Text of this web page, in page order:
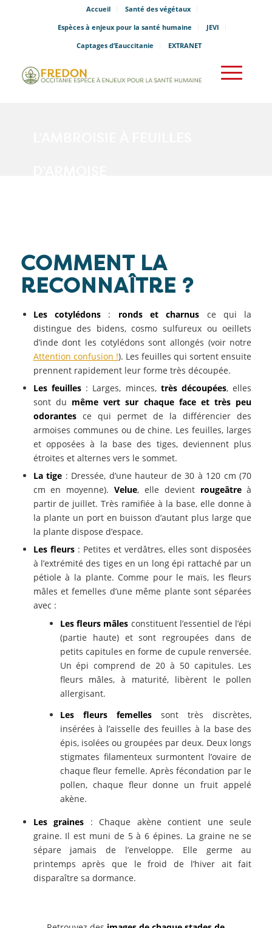
Accueil
Santé des végétaux
Espèces à enjeux pour la santé humaine
JEVI
Captages d’Eauccitanie
EXTRANET
COMMENT LA
RECONNAÎTRE ?
Les cotylédons : ronds et charnus ce qui la
distingue des bidens, cosmo sulfureux ou oeillets
d’inde dont les cotylédons sont allongés (voir notre
Attention confusion !). Les feuilles qui sortent ensuite
prennent rapidement leur forme très découpée.
Les feuilles: Larges, minces, très découpées, elles
sont du même vert sur chaque face et très peu
odorantesce qui permet de la différencier des
armoises communes ou de chine. Les feuilles, larges
et opposées à la base des tiges, deviennent plus
étroites et alternes vers le sommet.
La tige : Dressée, d’une hauteur de 30 à 120 cm (70
cm en moyenne).Velue, elle devient rougeâtreà
partir de juillet. Très ramifiée à la base, elle donne à
la plante un port en buisson d’autant plus large que
la plante dispose d’espace.
Les fleurs: Petites et verdâtres, elles sont disposées
à l’extrémité des tiges en un long épi rattaché par un
pétiole à la plante. Comme pour le maïs, les fleurs
mâles et femelles d’une même plante sont séparées
avec :
Les fleurs mâles constituent l’essentiel de l’épi
(partie haute) et sont regroupées dans de
petits capitules en forme de cupule renversée.
Un épi comprend de 20 à 50 capitules. Les
fleurs mâles, à maturité, libèrent le pollen
allergisant.
Les fleurs femellessont très discrètes,
insérées à l’aisselle des feuilles à la base des
épis, isolées ou groupées par deux. Deux longs
stigmates filamenteux surmontent l’ovaire de
chaque fleur femelle. Après fécondation par le
pollen, chaque fleur donne un fruit appelé
akène.
Les graines : Chaque akène contient une seule
graine. Il est muni de 5 à 6 épines. La graine ne se
sépare jamais de l’enveloppe. Elle germe au
printemps après que le froid de l’hiver ait fait
disparaître sa dormance.